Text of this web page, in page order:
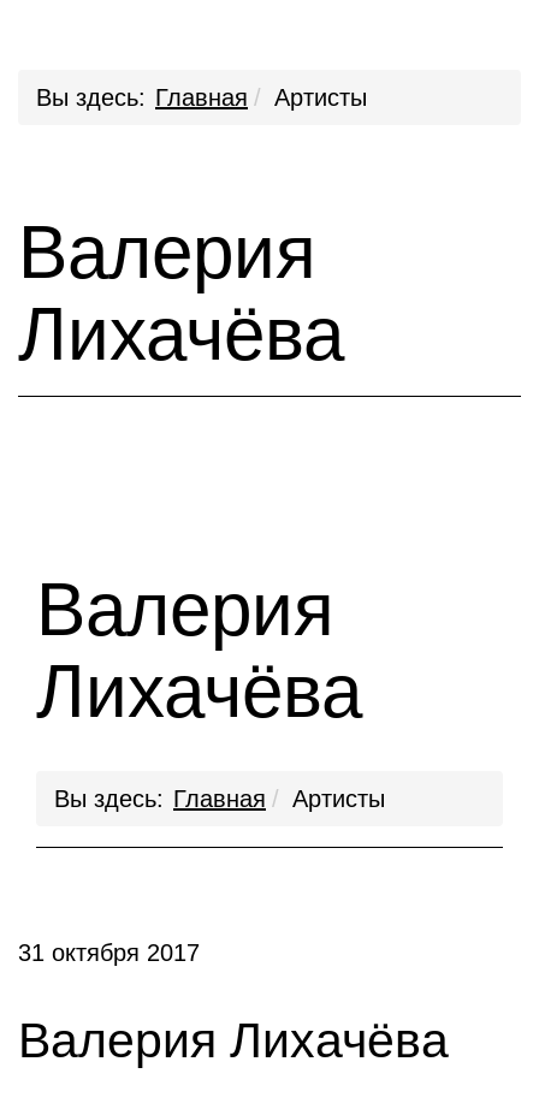
Вы здесь: Главная Артисты
Валерия
Лихачёва
Валерия
Лихачёва
Вы здесь: Главная Артисты
31 октября 2017
Валерия Лихачёва